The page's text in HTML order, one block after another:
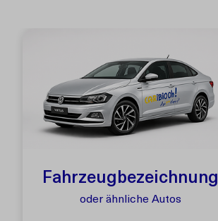
Fahrzeugbezeichnung
oder ähnliche Autos